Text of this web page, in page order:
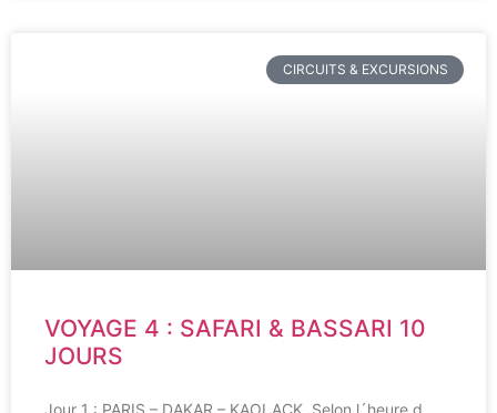
CIRCUITS & EXCURSIONS
VOYAGE 4 : SAFARI & BASSARI 10
JOURS
Jour 1 : PARIS – DAKAR – KAOLACK Selon l´heure d